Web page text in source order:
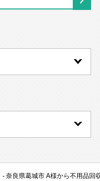
奈良県葛城市 A様から不用品回